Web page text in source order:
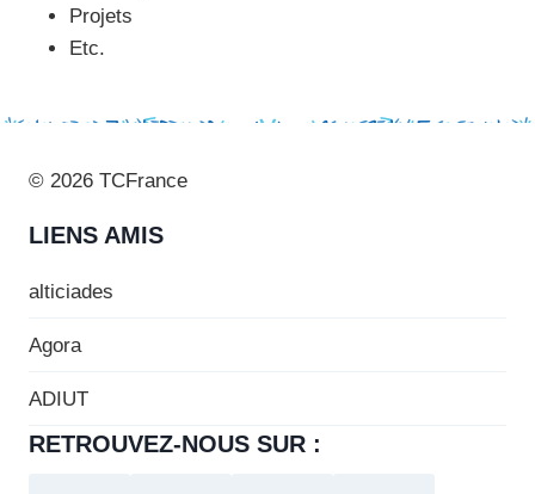
Projets
Etc.
© 2026 TCFrance
LIENS AMIS
alticiades
Agora
ADIUT
RETROUVEZ-NOUS SUR :